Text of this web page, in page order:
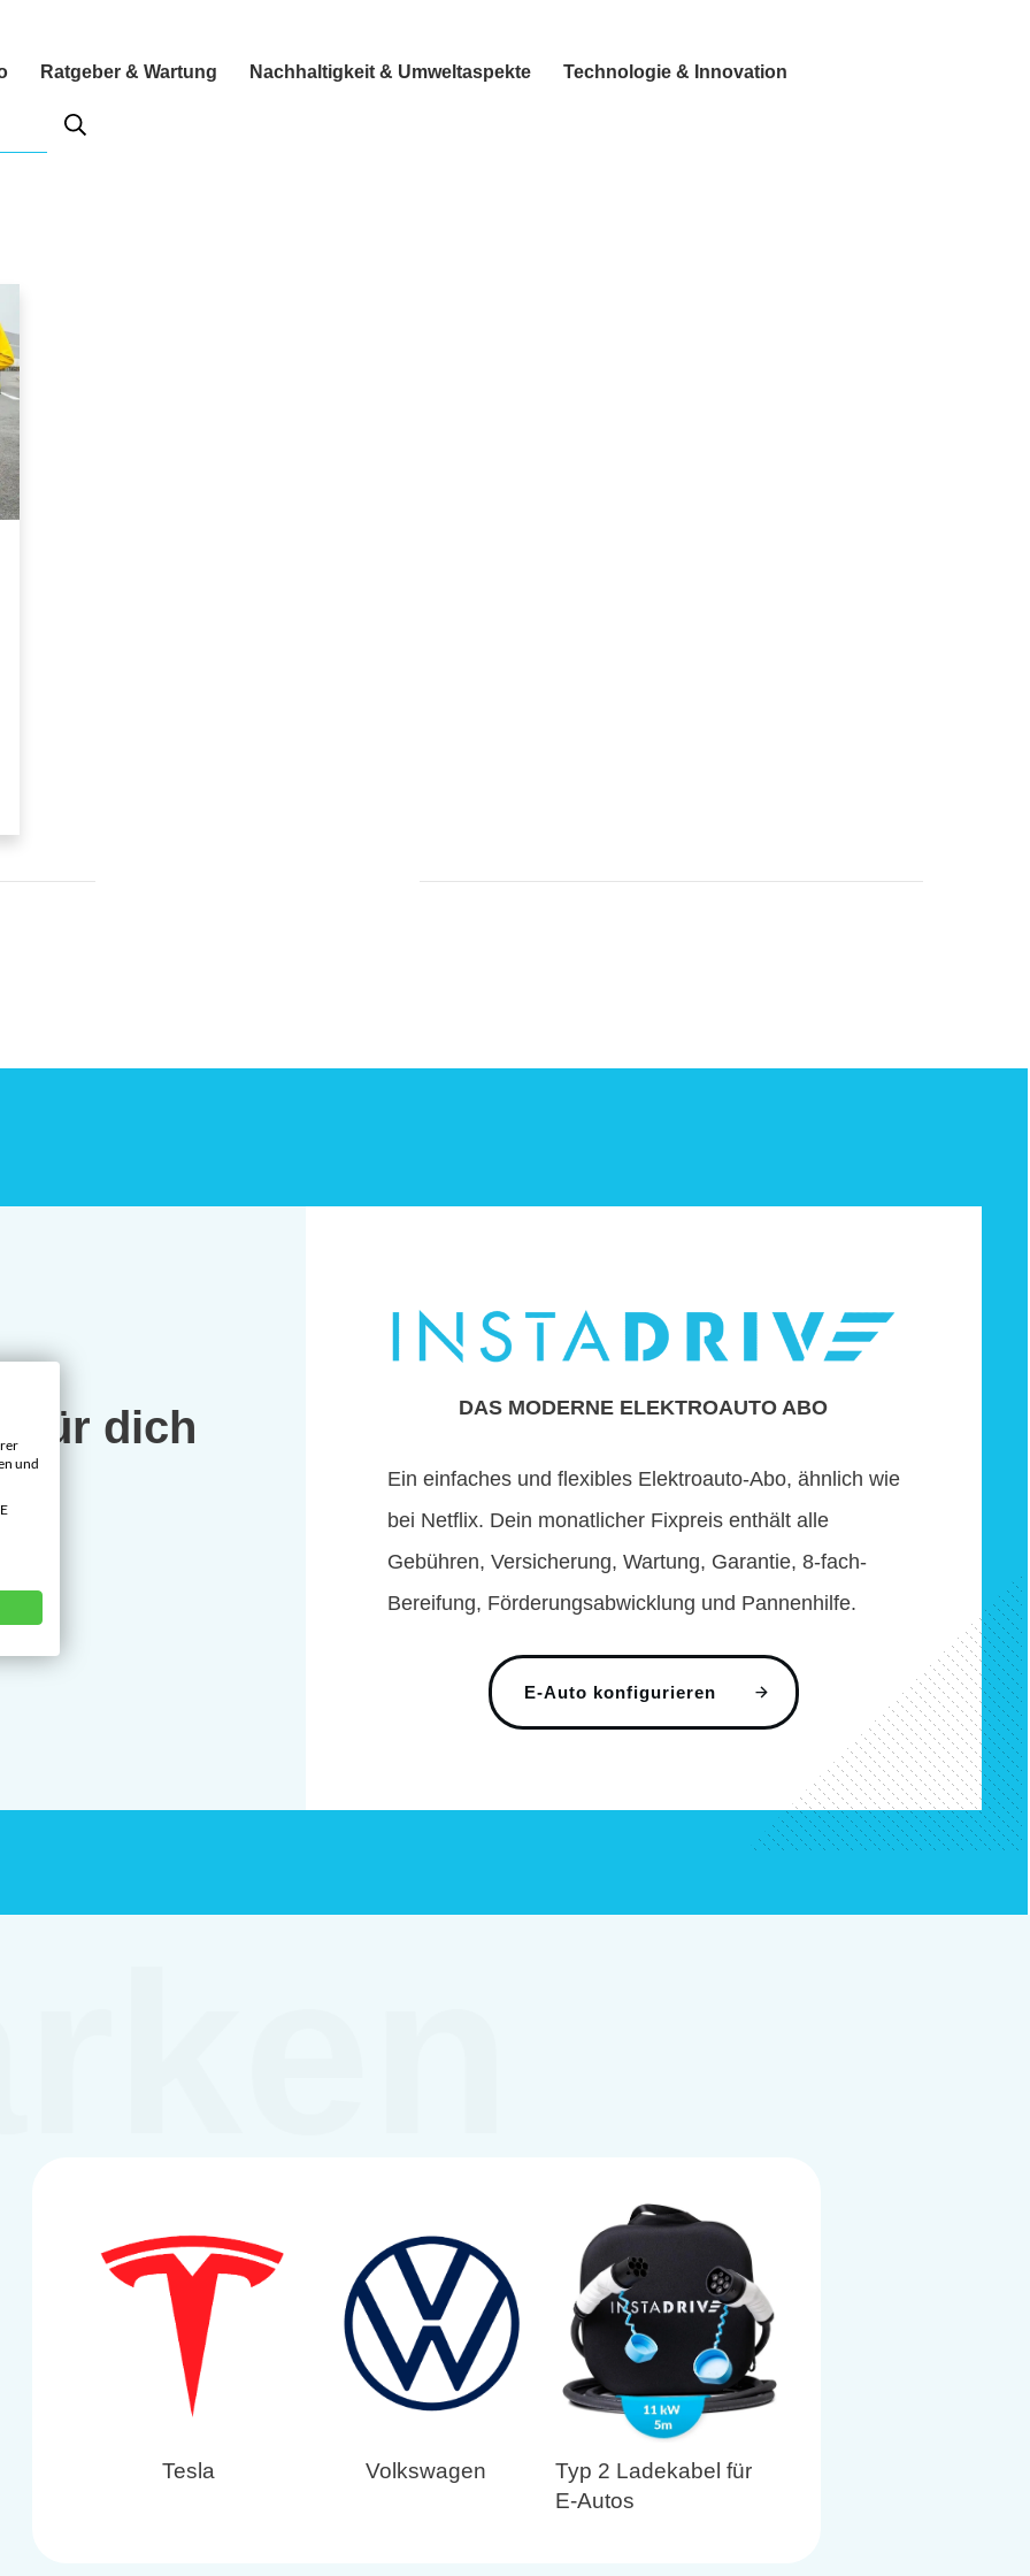
Ratgeber & Wartung Nachhaltigkeit & Umweltaspekte Technologie & Innovation
für dich
DAS MODERNE ELEKTROAUTO ABO
Ein einfaches und flexibles Elektroauto-Abo, ähnlich wie
bei Netflix. Dein monatlicher Fixpreis enthält alle
Gebühren, Versicherung, Wartung, Garantie, 8-fach-
Bereifung, Förderungsabwicklung und Pannenhilfe.
E-Auto konfigurieren
Tesla Volkswagen
Typ 2 Ladekabel für
E-Autos
und